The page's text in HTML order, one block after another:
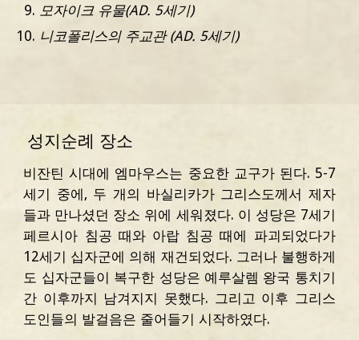
모자이크 유물(AD. 5세기)
니코폴리스의 주교관 (AD. 5세기)
성지순례 장소
비잔틴 시대에 엠마우스는 중요한 교구가 된다. 5-7
세기 중에, 두 개의 바실리카가 그리스도께서 제자
들과 만나셨던 장소 위에 세워졌다. 이 성당은 7세기
페르시아 침공 때와 아랍 침공 때에 파괴되었다가
12세기 십자군에 의해 재건되었다. 그러나 불행하게
도 십자군들이 복구한 성당은 예루살렘 왕국 통치기
간 이후까지 남겨지지 못했다. 그리고 이후 그리스
도인들의 발걸음은 줄어들기 시작하였다.